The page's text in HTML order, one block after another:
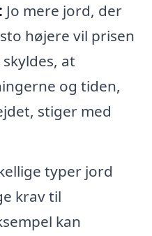
Jo mere jord, der
højere vil prisen
at
og tiden,
stiger med
typer jord
krav til
kan